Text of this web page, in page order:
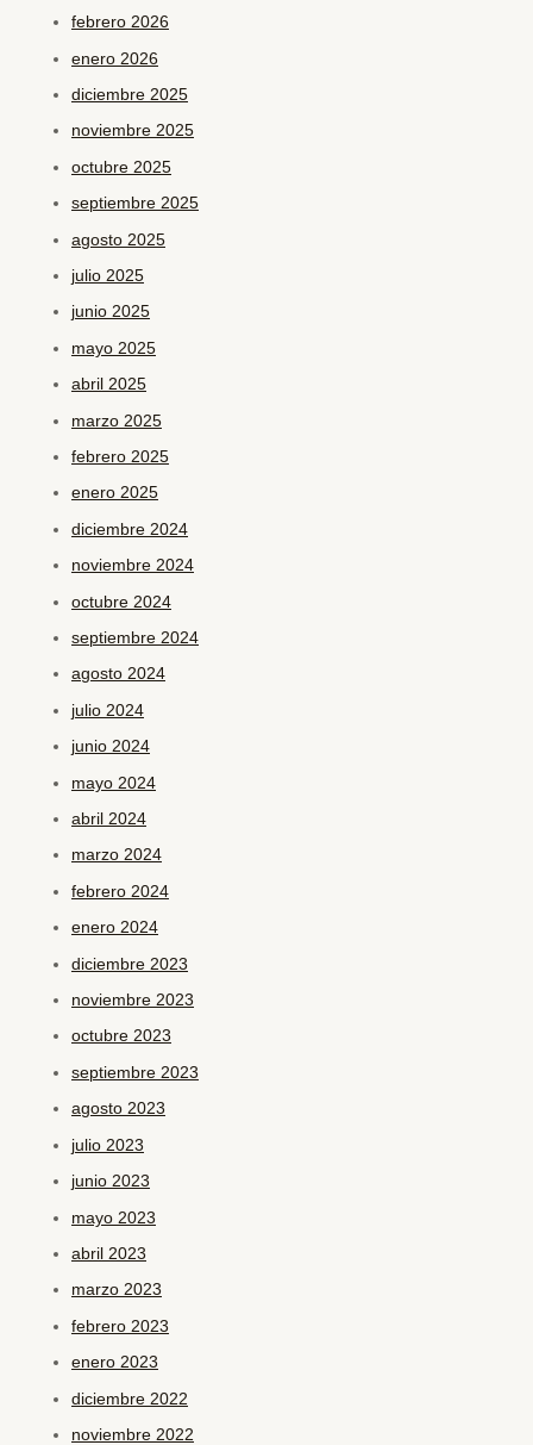
febrero 2026
enero 2026
diciembre 2025
noviembre 2025
octubre 2025
septiembre 2025
agosto 2025
julio 2025
junio 2025
mayo 2025
abril 2025
marzo 2025
febrero 2025
enero 2025
diciembre 2024
noviembre 2024
octubre 2024
septiembre 2024
agosto 2024
julio 2024
junio 2024
mayo 2024
abril 2024
marzo 2024
febrero 2024
enero 2024
diciembre 2023
noviembre 2023
octubre 2023
septiembre 2023
agosto 2023
julio 2023
junio 2023
mayo 2023
abril 2023
marzo 2023
febrero 2023
enero 2023
diciembre 2022
noviembre 2022